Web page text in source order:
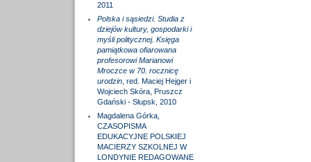
2011
Polska i sąsiedzi. Studia z
dziejów kultury, gospodarki i
myśli politycznej. Księga
pamiątkowa ofiarowana
profesorowi Marianowi
Mroczce w 70. rocznicę
urodzin, red. Maciej Hejger i
Wojciech Skóra, Pruszcz
Gdański - Słupsk, 2010
Magdalena Górka,
CZASOPISMA
EDUKACYJNE POLSKIEJ
MACIERZY SZKOLNEJ W
LONDYNIE REDAGOWANE